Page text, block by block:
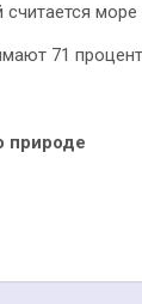
71
природе